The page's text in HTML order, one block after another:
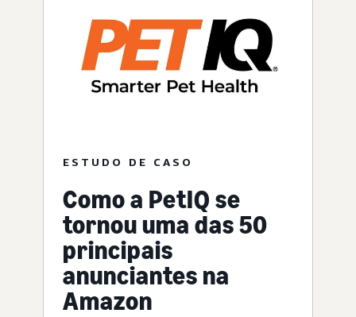
ESTUDO DE CASO
Como a PetIQ se
tornou uma das 50
principais
anunciantes na
Amazon